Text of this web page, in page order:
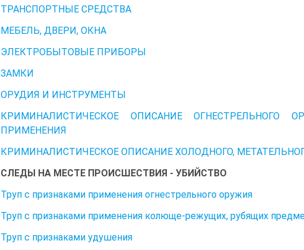
ТРАНСПОРТНЫЕ СРЕДСТВА
МЕБЕЛЬ, ДВЕРИ, ОКНА
ЭЛЕКТРОБЫТОВЫЕ ПРИБОРЫ
ЗАМКИ
ОРУДИЯ И ИНСТРУМЕНТЫ
КРИМИНАЛИСТИЧЕСКОЕ ОПИСАНИЕ
ПРИМЕНЕНИЯ
КРИМИНАЛИСТИЧЕСКОЕ ОПИСАНИЕ ХОЛОДНОГО,
СЛЕДЫ НА МЕСТЕ ПРОИСШЕСТВИЯ - УБИЙСТВО
Труп с признаками применения огнестрельного оружия
Труп с признаками применения колюще-режущих, рубящих
Труп с признаками удушения